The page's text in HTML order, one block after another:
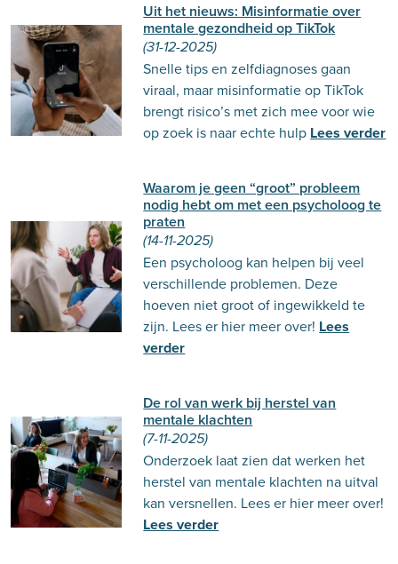
Uit het nieuws: Misinformatie over
mentale gezondheid op TikTok
(31-12-2025)
Snelle tips en zelfdiagnoses gaan
viraal, maar misinformatie op TikTok
brengt risico’s met zich mee voor wie
op zoek is naar echte hulp Lees verder
Waarom je geen “groot” probleem
nodig hebt om met een psycholoog te
praten
(14-11-2025)
Een psycholoog kan helpen bij veel
verschillende problemen. Deze
hoeven niet groot of ingewikkeld te
zijn. Lees er hier meer over! Lees
verder
De rol van werk bij herstel van
mentale klachten
(7-11-2025)
Onderzoek laat zien dat werken het
herstel van mentale klachten na uitval
kan versnellen. Lees er hier meer over!
Lees verder